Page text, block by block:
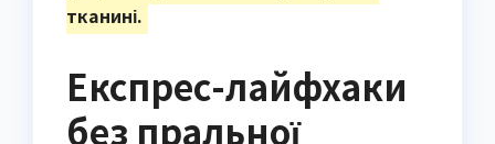
тканині.
Експрес-лайфхаки
без пральної